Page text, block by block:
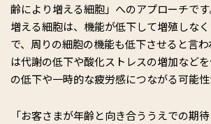
齢により増える細胞」へのアプローチで
増える細胞は、機能が低下して増殖しな
で、周りの細胞の機能も低下させると言
は代謝の低下や酸化ストレスの増加など
の低下や一時的な疲労感につながる可能性
「お客さまが年齢と向き合ううえでの期